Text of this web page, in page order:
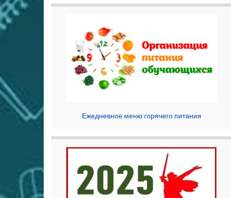
Ежедневное меню горячего питания